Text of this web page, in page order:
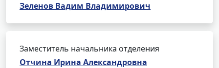
Зеленов Вадим Владимирович
Заместитель начальника отделения
Отчина Ирина Александровна